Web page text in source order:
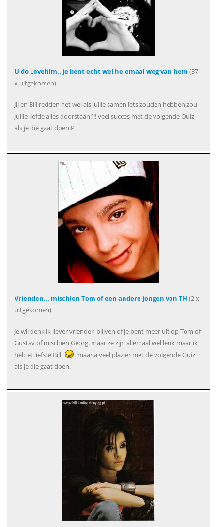
U do Lovehim.. je bent echt wel helemaal weg van hem (37
x uitgekomen)
Jij en Bill redden het wel als jullie samen iets zouden hebben zou
jullie liefde alles doorstaan:)!! veel succes met de volgende Quiz
als je die gaat doen:P
Vrienden... mischien Tom of een andere jongen van TH (2 x
uitgekomen)
Je wil denk ik liever vrienden blijven of je bent meer uit op Tom of
Gustav of mischien Georg. maar ze zijn allemaal wel leuk maar ik
heb et liefste Bill
maarja veel plazier met de volgende Quiz
als je die gaat doen.